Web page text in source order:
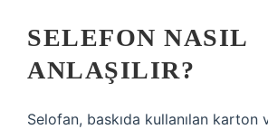
SELEFON NASIL
ANLAŞILIR?
Selofan, baskıda kullanılan karton